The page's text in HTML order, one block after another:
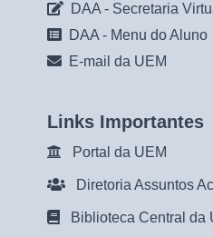
DAA - Secretaria
DAA - Menu do Aluno
E-mail da UEM
Links Importantes
Portal da UEM
Diretoria Assuntos
Biblioteca Central da